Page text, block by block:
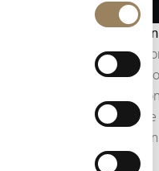
ou
temps
Cette